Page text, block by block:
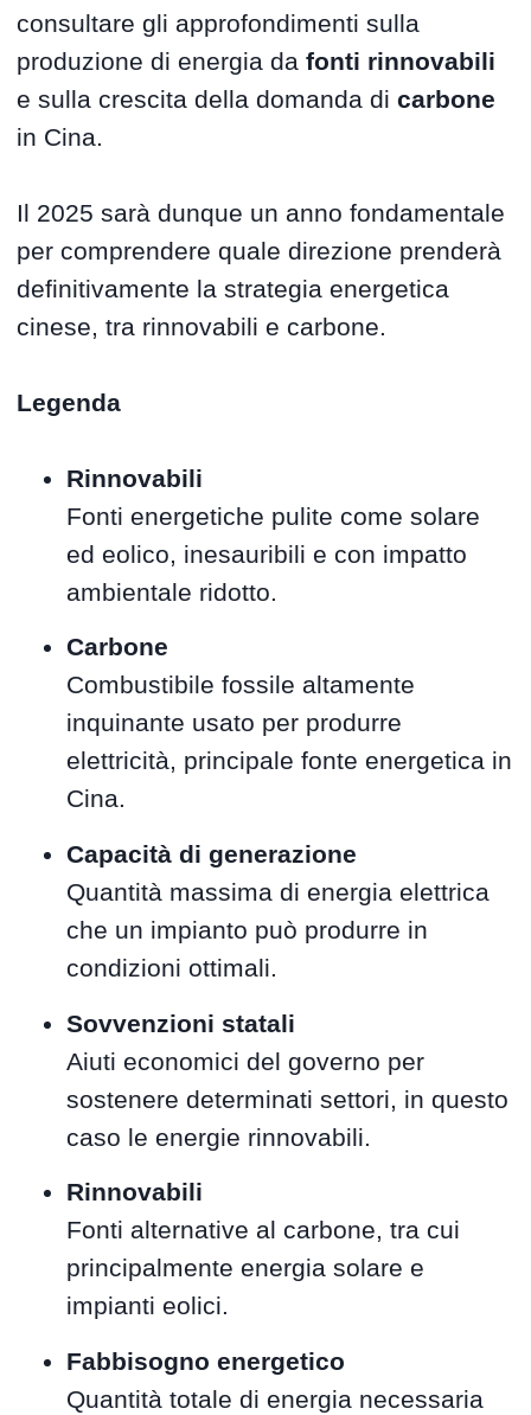
consultare gli approfondimenti sulla
produzione di energia dafonti rinnovabili
e sulla crescita della domanda dicarbone
in Cina.
Il 2025 sarà dunque un anno fondamentale
per comprendere quale direzione prenderà
definitivamente la strategia energetica
cinese, tra rinnovabili e carbone.
Legenda
Rinnovabili
Fonti energetiche pulite come solare
ed eolico, inesauribili e con impatto
ambientale ridotto.
Carbone
Combustibile fossile altamente
inquinante usato per produrre
elettricità, principale fonte energetica in
Cina.
Capacità di generazione
Quantità massima di energia elettrica
che un impianto può produrre in
condizioni ottimali.
Sovvenzioni statali
Aiuti economici del governo per
sostenere determinati settori, in questo
caso le energie rinnovabili.
Rinnovabili
Fonti alternative al carbone, tra cui
principalmente energia solare e
impianti eolici.
Fabbisogno energetico
Quantità totale di energia necessaria